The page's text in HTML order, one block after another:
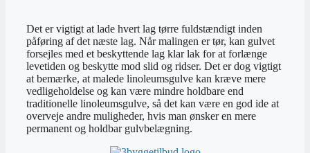
Det er vigtigt at lade hvert lag tørre fuldstændigt inden
påføring af det næste lag. Når malingen er tør, kan gulvet
forsejles med et beskyttende lag klar lak for at forlænge
levetiden og beskytte mod slid og ridser. Det er dog vigtigt
at bemærke, at malede linoleumsgulve kan kræve mere
vedligeholdelse og kan være mindre holdbare end
traditionelle linoleumsgulve, så det kan være en god ide at
overveje andre muligheder, hvis man ønsker en mere
permanent og holdbar gulvbelægning.